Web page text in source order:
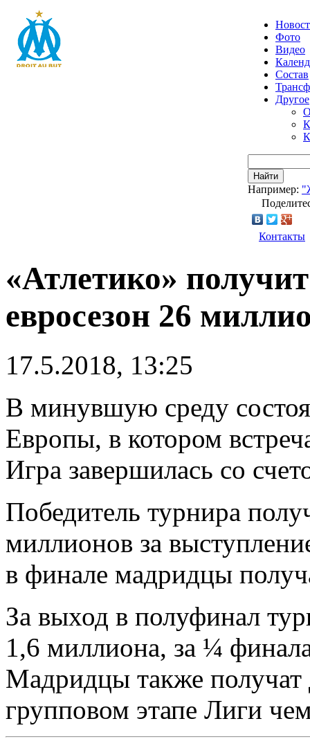
Фото
Видео
Состав
Другое
Найти
Например:
Контакты
«Атлетико»
евросезон 26
17.5.2018, 13:25
В минувшую среду
Европы, в котором
Игра завершилась со
Победитель турнира
миллионов за
в финале мадридцы
За выход в полуфинал
1,6 миллиона, за ¼
Мадридцы также получат
групповом этапе Лиги